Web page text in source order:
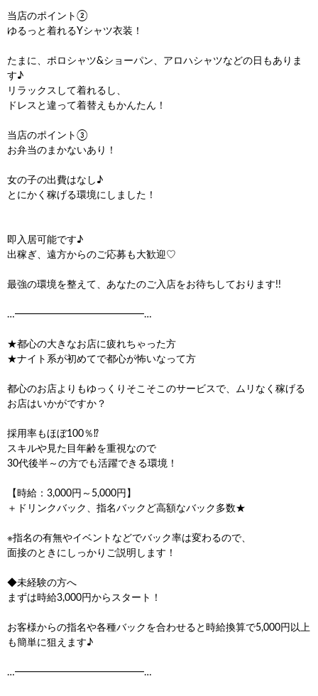
当店のポイント②
ゆるっと着れるYシャツ衣装！
たまに、ポロシャツ&ショーパン、アロハシャツなどの日もありま
す♪
リラックスして着れるし、
ドレスと違って着替えもかんたん！
当店のポイント③
お弁当のまかないあり！
女の子の出費はなし♪
とにかく稼げる環境にしました！
即入居可能です♪
出稼ぎ、遠方からのご応募も大歓迎♡
最強の環境を整えて、あなたのご入店をお待ちしております!!
…━━━━━━━━━━━━━…
★都心の大きなお店に疲れちゃった方
★ナイト系が初めてで都心が怖いなって方
都心のお店よりもゆっくりそこそこのサービスで、ムリなく稼げる
お店はいかがですか？
採用率もほぼ100％⁉
スキルや見た目年齢を重視なので
30代後半～の方でも活躍できる環境！
【時給：3,000円～5,000円】
＋ドリンクバック、指名バックど高額なバック多数★
※指名の有無やイベントなどでバック率は変わるので、
面接のときにしっかりご説明します！
◆未経験の方へ
まずは時給3,000円からスタート！
お客様からの指名や各種バックを合わせると時給換算で5,000円以上
も簡単に狙えます♪
…━━━━━━━━━━━━━…